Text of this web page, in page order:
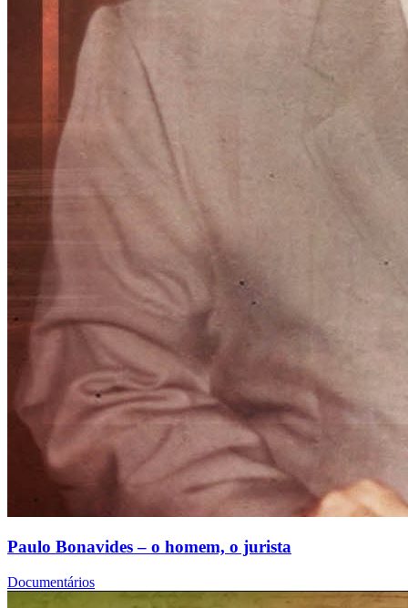
Paulo Bonavides – o homem, o jurista
Documentários